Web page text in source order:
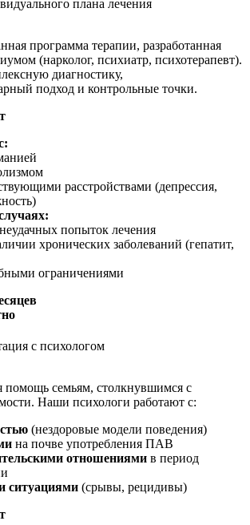
плана лечения
программа терапии, разработанная
(нарколог, психиатр, психотерапевт).
диагностику,
подход и контрольные точки.
расстройствами (депрессия,
попыток лечения
хронических заболеваний (гепатит,
ограничениями
с психологом
помощь семьям, столкнувшимся с
Наши психологи работают с:
(нездоровые модели поведения)
на почве употребления ПАВ
отношениями в период
ситуациями (срывы, рецидивы)